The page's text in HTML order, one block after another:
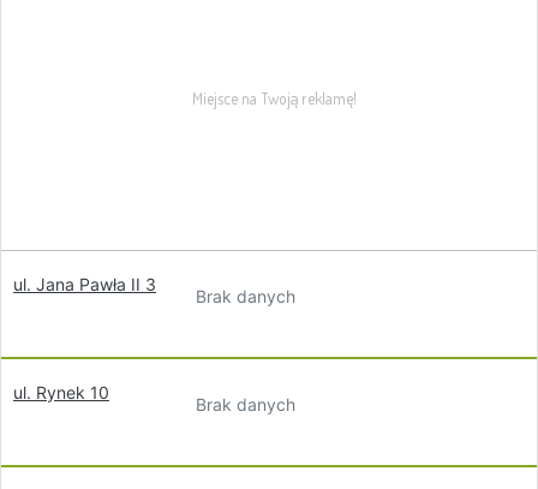
ul. Jana Pawła II 3
Brak danych
ul. Rynek 10
Brak danych